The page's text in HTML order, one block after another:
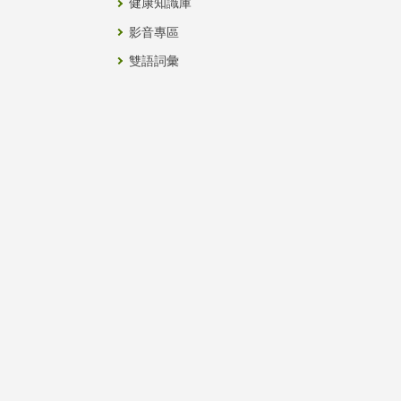
健康知識庫
影音專區
雙語詞彙